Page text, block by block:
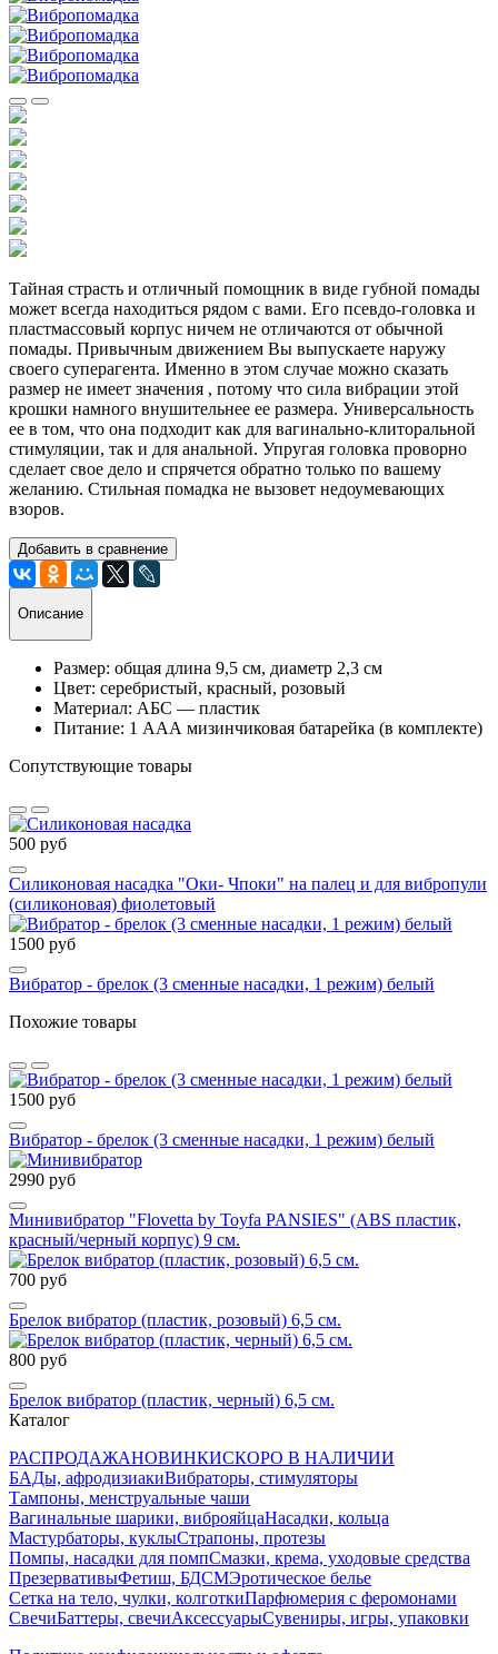
Тайная страсть и отличный помощник в виде губной помады
может всегда находиться рядом с вами. Его псевдо-головка и
пластмассовый корпус ничем не отличаются от обычной
помады. Привычным движением Вы выпускаете наружу
своего суперагента. Именно в этом случае можно сказать
размер не имеет значения , потому что сила вибрации этой
крошки намного внушительнее ее размера. Универсальность
ее в том, что она подходит как для вагинально-клиторальной
стимуляции, так и для анальной. Упругая головка проворно
сделает свое дело и спрячется обратно только по вашему
желанию. Стильная помадка не вызовет недоумевающих
взоров.
Добавить в сравнение
Описание
Размер: общая длина 9,5 см, диаметр 2,3 см
Цвет: серебристый, красный, розовый
Материал: АБС — пластик
Питание: 1 ААА мизинчиковая батарейка (в комплекте)
Сопутствующие товары
500 руб
Силиконовая насадка "Оки- Чпоки" на палец и для вибропули
(силиконовая) фиолетовый
1500 руб
Вибратор - брелок (3 сменные насадки, 1 режим) белый
Похожие товары
1500 руб
Вибратор - брелок (3 сменные насадки, 1 режим) белый
2990 руб
Минивибратор "Flovetta by Toyfa PANSIES" (ABS пластик,
красный/черный корпус) 9 см.
700 руб
Брелок вибратор (пластик, розовый) 6,5 см.
800 руб
Брелок вибратор (пластик, черный) 6,5 см.
Каталог
РАСПРОДАЖАНОВИНКИСКОРО В НАЛИЧИИ
БАДы, афродизиакиВибраторы, стимуляторы
Тампоны, менструальные чаши
Вагинальные шарики, виброяйцаНасадки, кольца
Мастурбаторы, куклыСтрапоны, протезы
Помпы, насадки для помпСмазки, крема, уходовые средства
ПрезервативыФетиш, БДСМЭротическое белье
Сетка на тело, чулки, колготкиПарфюмерия с феромонами
СвечиБаттеры, свечиАксессуарыСувениры, игры, упаковки